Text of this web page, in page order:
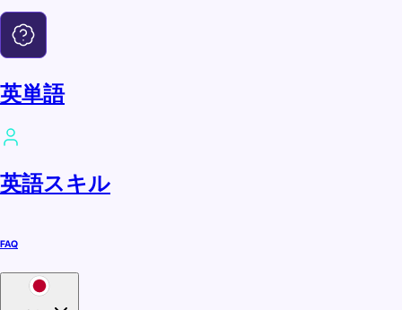
英単語
英語スキル
FAQ